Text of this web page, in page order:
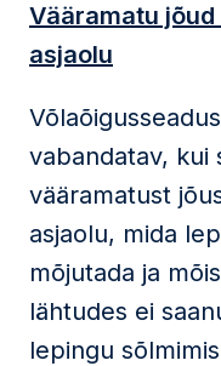
Vääramatu
asjaolu
vabandatav, kui
vääramatust
asjaolu, mida
mõjutada ja
lähtudes ei
lepingu